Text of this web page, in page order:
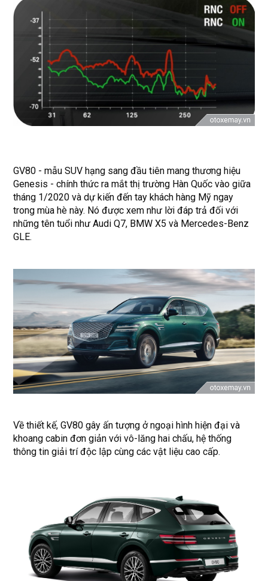
GV80 - mẫu SUV hạng sang đầu tiên mang thương hiệu
Genesis - chính thức ra mắt thị trường Hàn Quốc vào giữa
tháng 1/2020 và dự kiến đến tay khách hàng Mỹ ngay
trong mùa hè này. Nó được xem như lời đáp trả đối với
những tên tuổi như Audi Q7, BMW X5 và Mercedes-Benz
GLE.
Về thiết kế, GV80 gây ấn tượng ở ngoại hình hiện đại và
khoang cabin đơn giản với vô-lăng hai chấu, hệ thống
thông tin giải trí độc lập cùng các vật liệu cao cấp.